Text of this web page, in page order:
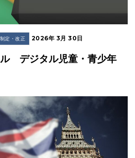
定・改正 2026年 3月 30日
ル デジタル児童・青少年